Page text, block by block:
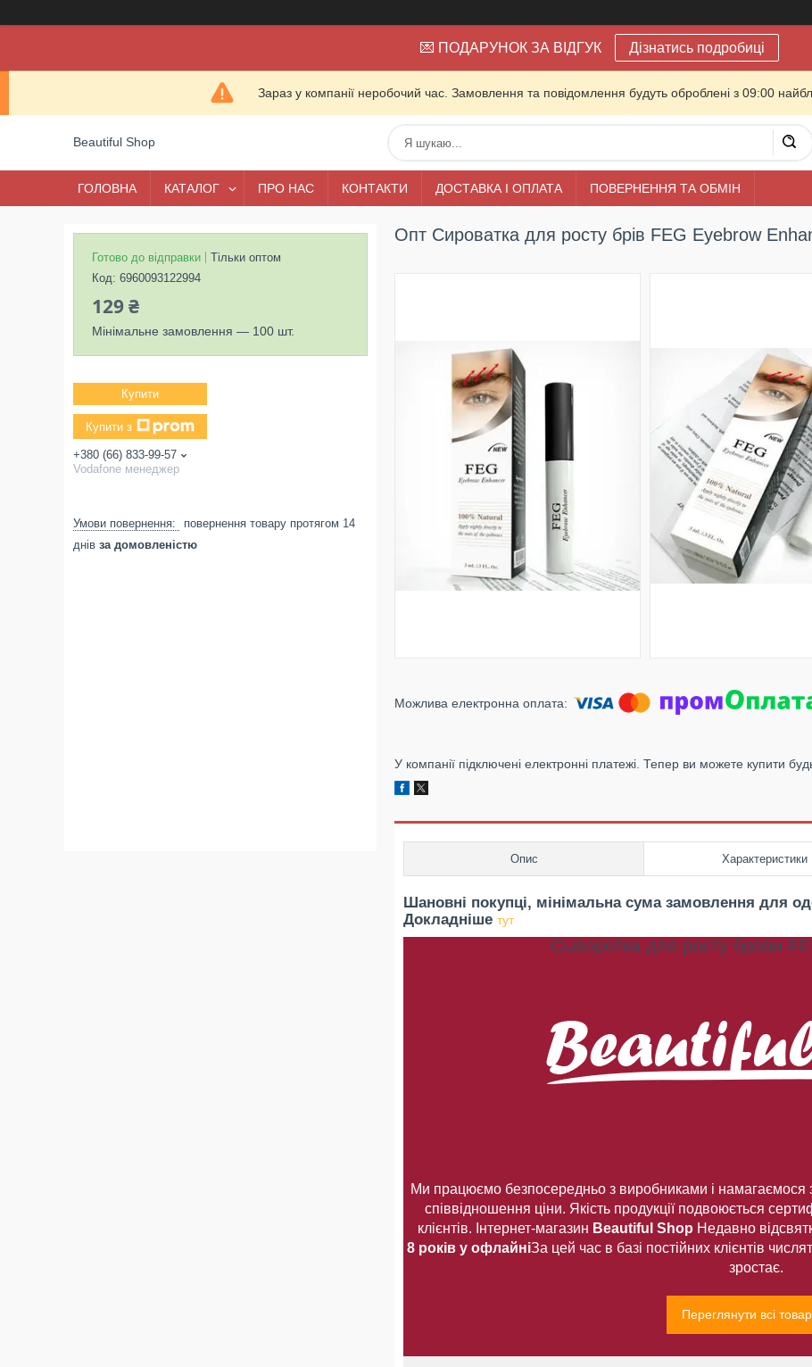
💌 ПОДАРУНОК ЗА ВІДГУК Дізнатись подробиці
Зараз у компанії неробочий час. Замовлення та повідомлення будуть оброблені з 09:00
Beautiful Shop
ГОЛОВНА КАТАЛОГ ПРО НАС КОНТАКТИ ДОСТАВКА І ОПЛАТА ПОВЕРНЕННЯ ТА ОБМІН
Опт Сироватка для росту брів FEG Eyebrow
У компанії підключені електронні платежі. Тепер ви можете купити
Опис Характеристики
Шановні покупці, мінімальна сума замовлення для
Докладніше тут
Сыворотка для росту брови
Ми працюємо безпосередньо з виробниками і
співвідношення ціни. Якість продукції подвоюється
клієнтів. Інтернет-магазин Beautiful Shop Недавно
8 років у офлайніЗа цей час в базі постійних клієнтів
зростає.
Переглянути всі
Готово до відправки
Тільки оптом
Код: 6960093122994
129 ₴
Мінімальне замовлення — 100 шт.
Купити
Купити з
+380 (66) 833-99-57
Vodafone менеджер
повернення товару протягом 14
днів за домовленістю